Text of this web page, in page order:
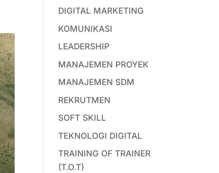
DIGITAL MARKETING
KOMUNIKASI
LEADERSHIP
MANAJEMEN PROYEK
MANAJEMEN SDM
REKRUTMEN
SOFT SKILL
TEKNOLOGI DIGITAL
TRAINING OF TRAINER
(T.O.T)